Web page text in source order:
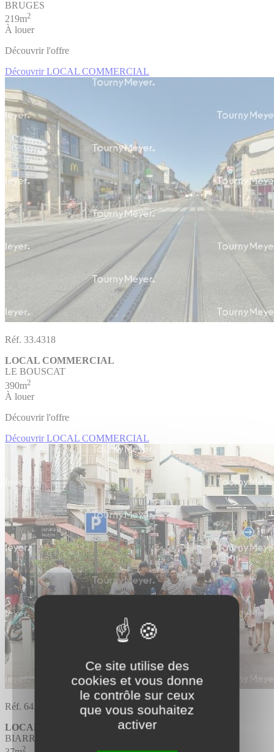
Ce site utilise des
cookies et vous donne
le contrôle sur ceux
que vous souhaitez
activer
BRUGES
219m2
À louer
Découvrir l'offre
Découvrir LOCAL COMMERCIAL
Réf. 33.4318
LOCAL COMMERCIAL
LE BOUSCAT
390m2
À louer
Découvrir l'offre
Découvrir LOCAL COMMERCIAL
Réf. 64.1518
LOCAL COMMERCIAL
BIARRITZ
2